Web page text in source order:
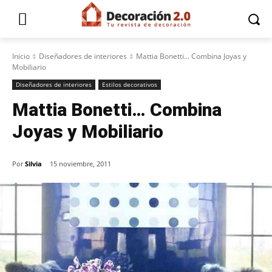
Inicio Diseñadores de interiores
Mattia Bonetti... Combina Joyas y
Mobiliario
Diseñadores de interiores Estilos decorativos
Mattia Bonetti… Combina
Joyas y Mobiliario
Por Silvia 15 noviembre, 2011